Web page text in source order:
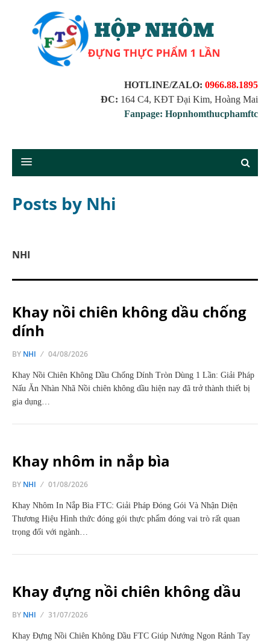
HOTLINE/ZALO: 0966.88.1895
ĐC: 164 C4, KĐT Đại Kim, Hoàng Mai
Fanpage: Hopnhomthucphamftc
Posts by Nhi
NHI
Khay nồi chiên không dầu chống
dính
BY NHI 04/08/2026
Khay Nồi Chiên Không Dầu Chống Dính Tròn Dùng 1 Lần: Giải Pháp
Nấu Ăn Nhàn Nhã Nồi chiên không dầu hiện nay đã trở thành thiết bị
gia dụng…
Khay nhôm in nắp bìa
BY NHI 01/08/2026
Khay Nhôm In Nắp Bìa FTC: Giải Pháp Đóng Gói Và Nhận Diện
Thương Hiệu Hình thức đóng gói thực phẩm đóng vai trò rất quan
trọng đối với ngành…
Khay đựng nồi chiên không dầu
BY NHI 31/07/2026
Khay Đựng Nồi Chiên Không Dầu FTC Giúp Nướng Ngon Rảnh Tay